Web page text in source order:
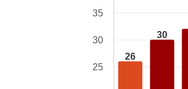
26
30
35
30
25